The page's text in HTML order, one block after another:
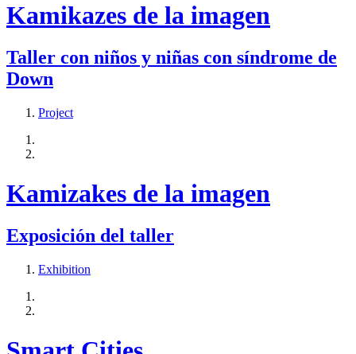
Kamikazes de la imagen
Taller con niños y niñas con síndrome de
Down
Project
Kamizakes de la imagen
Exposición del taller
Exhibition